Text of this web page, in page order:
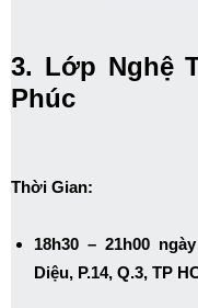
3. Lớp Nghệ
Phúc
Thời Gian:
18h30 – 21h00
Diệu, P.14, Q.3, TP